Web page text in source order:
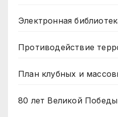
Электронная
Противодействие
План клубных и
80 лет Великой Победы